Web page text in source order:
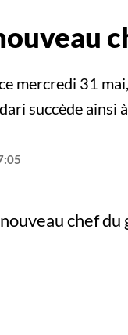
mercredi 31
succède ainsi